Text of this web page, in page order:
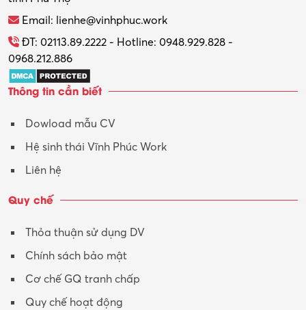
Tổ chức sự kiện – Quà tặng
Trợ lý
Tư vấn
Tư vấn – Kiến trúc
Y tế-Dược
Email: lienhe@vinhphuc.work
ĐT: 02113.89.2222 - Hotline: 0948.929.828 -
0968.212.886
Thông tin cần biết
Dowload mẫu CV
Hệ sinh thái Vĩnh Phúc Work
Liên hệ
Quy chế
Thỏa thuận sử dụng DV
Chính sách bảo mật
Cơ chế GQ tranh chấp
Quy chế hoạt động